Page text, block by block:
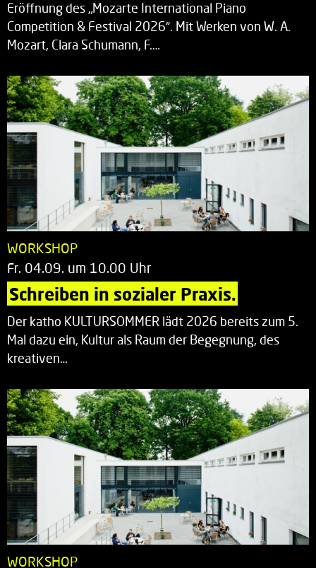
Eröffnung des „Mozarte International Piano
Competition & Festival 2026“. Mit Werken von W. A.
Mozart, Clara Schumann, F.…
WORKSHOP
Fr. 04.09. um 10.00 Uhr
Schreiben in sozialer Praxis.
Der katho KULTURSOMMER lädt 2026 bereits zum 5.
Mal dazu ein, Kultur als Raum der Begegnung, des
kreativen…
WORKSHOP